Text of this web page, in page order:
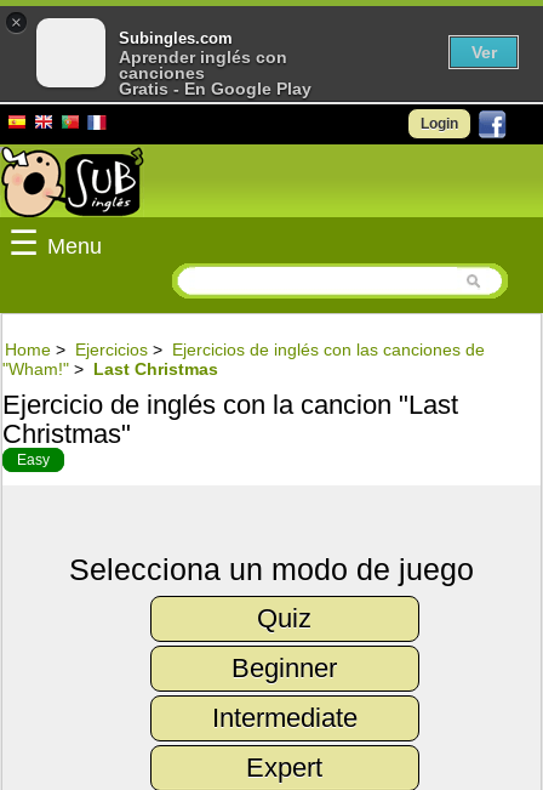
Login
☰ Menu
Home > Ejercicios > Ejercicios de inglés con las canciones de
"Wham!" > Last Christmas
Ejercicio de inglés con la cancion "Last
Christmas"
Easy
Selecciona un modo de juego
Quiz
Beginner
Intermediate
Expert
×
Subingles.com
Aprender inglés con
canciones
Gratis - En Google Play
Ver